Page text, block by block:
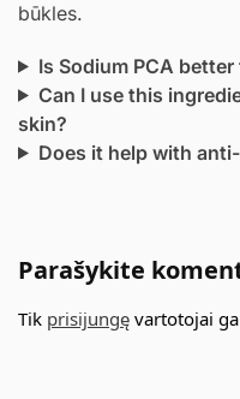
būkles.
Is Sodium PCA
Can I use this
skin?
Does it help with
Parašykite
Tik prisijungę vartotojai